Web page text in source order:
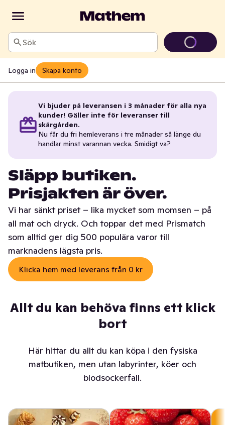
Sök
Logga in Skapa konto
Vi bjuder på leveransen i 3 månader för alla nya
kunder! Gäller inte för leveranser till
skärgården.
Nu får du fri hemleverans i tre månader så länge du
handlar minst varannan vecka. Smidigt va?
Släpp butiken.
Prisjakten är över.
Vi har sänkt priset – lika mycket som momsen – på
all mat och dryck. Och toppar det med Prismatch
som alltid ger dig 500 populära varor till
marknadens lägsta pris.
Klicka hem med leverans från 0 kr
Allt du kan behöva finns ett klick
bort
Här hittar du allt du kan köpa i den fysiska
matbutiken, men utan labyrinter, köer och
blodsockerfall.